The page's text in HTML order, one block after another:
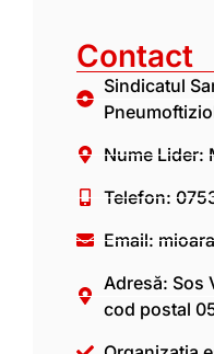
Contact
Sindicatul
Nume Lider:
Telefon:
Email:
Adresă: Sos
cod postal